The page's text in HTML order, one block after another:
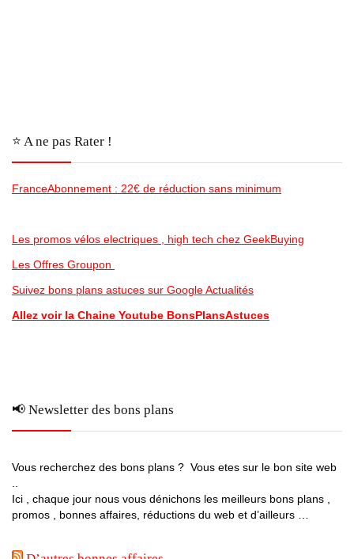
⭐️ A ne pas Rater !
FranceAbonnement : 22€ de réduction sans minimum
Les promos vélos electriques , high tech chez GeekBuying
Les Offres Groupon
Suivez bons plans astuces sur Google Actualités
Allez voir la Chaine Youtube BonsPlansAstuces
📢 Newsletter des bons plans
Vous recherchez des bons plans ? Vous etes sur le bon site web
Ici , chaque jour nous vous dénichons les meilleurs bons plans ,
promos , bonnes affaires, réductions du web et d’ailleurs …